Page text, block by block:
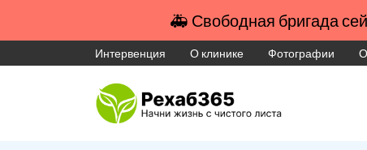
🚑 Свободная бригада
Интервенция О клинике Фотографии